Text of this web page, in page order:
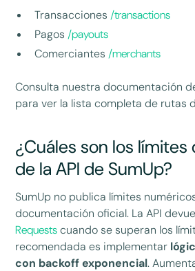
Transacciones/transactions
Pagos/payouts
Comerciantes/merchants
Consulta nuestra documentación
para ver la lista completa de rutas
¿Cuáles son los
de la API de SumUp?
SumUp no publica límites
documentación oficial. La API
Requestscuando se superan los
recomendada es implementar
con backoff exponencial.